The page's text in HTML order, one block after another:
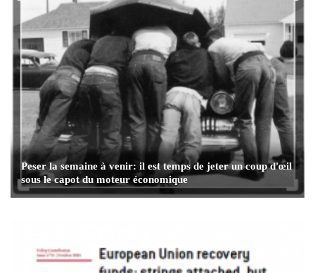
Peser la semaine à venir: il est temps de jeter un coup d'œil
sous le capot du moteur économique